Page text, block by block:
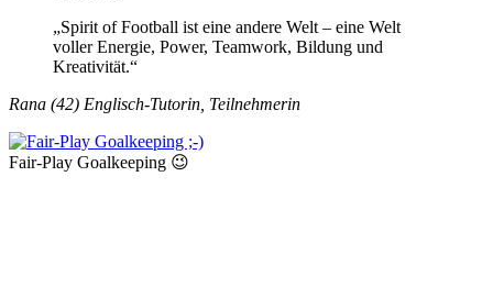
„Spirit of Football ist eine andere Welt – eine Welt
voller Energie, Power, Teamwork, Bildung und
Kreativität.“
Rana (42) Englisch-Tutorin, Teilnehmerin
Fair-Play Goalkeeping 😉